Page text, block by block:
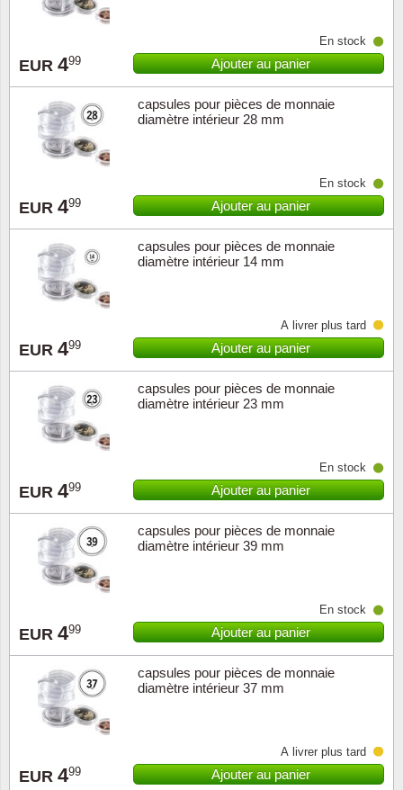
EUR 499
En stock
Ajouter au panier
capsules pour pièces de monnaie
diamètre intérieur 28 mm
EUR 499
En stock
Ajouter au panier
capsules pour pièces de monnaie
diamètre intérieur 14 mm
EUR 499
À livrer plus tard
Ajouter au panier
capsules pour pièces de monnaie
diamètre intérieur 23 mm
EUR 499
En stock
Ajouter au panier
capsules pour pièces de monnaie
diamètre intérieur 39 mm
EUR 499
En stock
Ajouter au panier
capsules pour pièces de monnaie
diamètre intérieur 37 mm
EUR 499
À livrer plus tard
Ajouter au panier
ONU
Sport